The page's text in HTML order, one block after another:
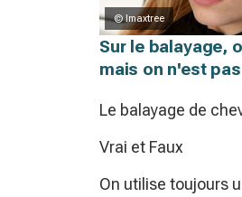
© Imaxtree
Sur le balayage,
mais on n'est
Le balayage de
Vrai et Faux
On utilise toujours